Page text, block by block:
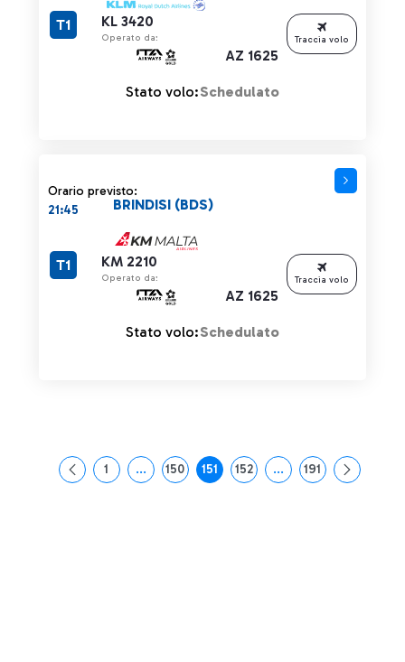
KL 3420
Operato da:
AZ 1625
T1
Stato volo:Schedulato
Traccia volo
Orario previsto:
21:45
KM 2210
Operato da:
AZ 1625
BRINDISI (BDS)
T1
Stato volo:Schedulato
Traccia volo
Pagina
1 ...Pagine intermedie Use TAB to navigate.
Pagina
150 Pagina
151 Pagina
152 ...Pagine intermedie
Pagina
191